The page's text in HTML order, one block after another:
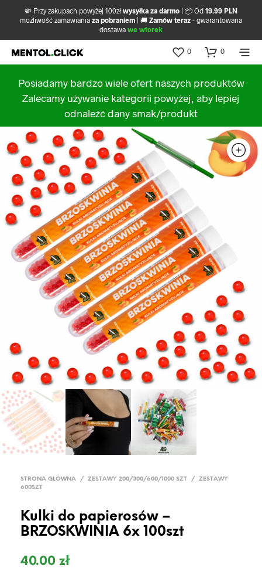
💸 Przy zakupach powyżej 100zł wysyłka za darmo | 📦 Od 19.99 PLN
możliwość zamawiania za pobraniem | 🚚 Zamów teraz - gwarantowana
dostawa we wtorek
0 0
Posiadamy bardzo wiele ofert naszych produktów
Zalecamy używanie kategorii powyżej, aby lepiej
odnaleźć dany smak/produkt
STRONA GŁÓWNA / ZESTAWY 200/300/600/1000 SZT /
ZESTAWY
600SZT
Kulki do papierosów –
BRZOSKWINIA 6x 100szt
40.00 zł